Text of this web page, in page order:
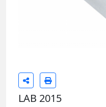
LAB 2015